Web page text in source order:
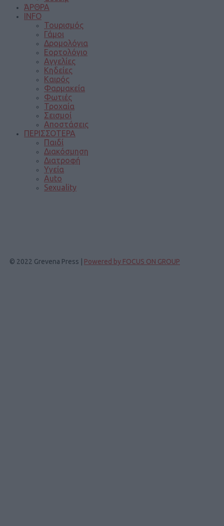
ΆΡΘΡΑ
INFO
Τουρισμός
Γάμοι
Δρομολόγια
Εορτολόγιο
Αγγελίες
Κηδείες
Καιρός
Φαρμακεία
Φωτιές
Τροχαία
Σεισμοί
Αποστάσεις
ΠΕΡΙΣΣΟΤΕΡΑ
Παιδί
Διακόσμηση
Διατροφή
Υγεία
Auto
Sexuality
© 2022 Grevena Press | Powered by FOCUS ON GROUP